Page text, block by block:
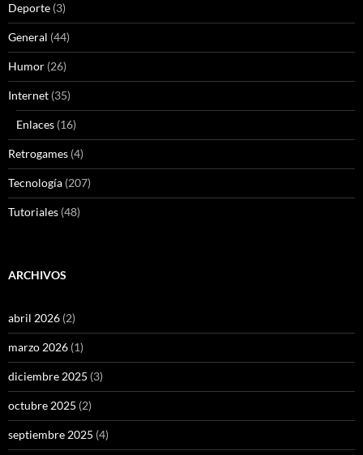
Deporte (3)
General (44)
Humor (26)
Internet (35)
Enlaces (16)
Retrogames (4)
Tecnología (207)
Tutoriales (48)
ARCHIVOS
abril 2026 (2)
marzo 2026 (1)
diciembre 2025 (3)
octubre 2025 (2)
septiembre 2025 (4)